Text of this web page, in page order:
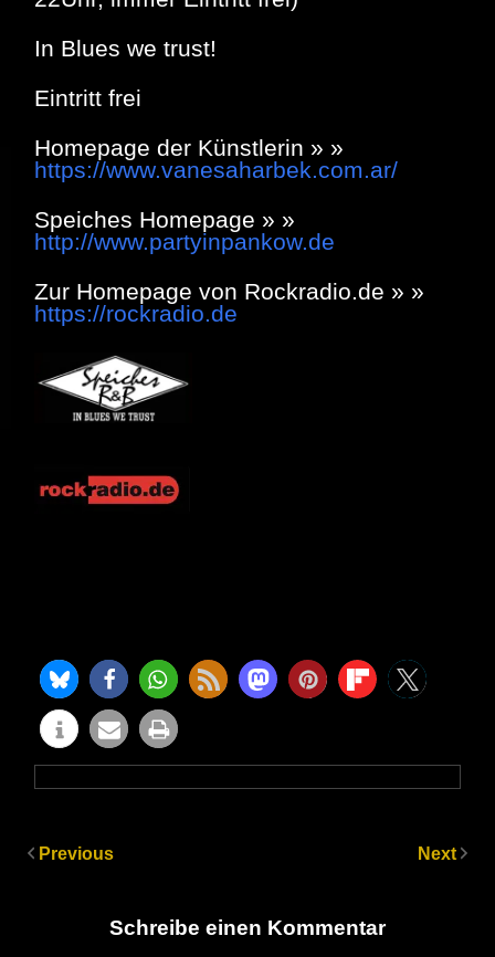
In Blues we trust!
Eintritt frei
Homepage der Künstlerin » »
https://www.vanesaharbek.com.ar/
Speiches Homepage » »
http://www.partyinpankow.de
Zur Homepage von Rockradio.de » »
https://rockradio.de
Previous Next
Schreibe einen Kommentar